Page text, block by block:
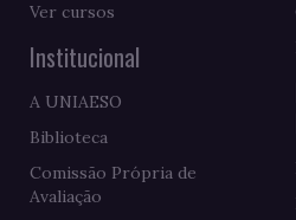
Ver cursos
Institucional
A UNIAESO
Biblioteca
Comissão Própria de
Avaliação